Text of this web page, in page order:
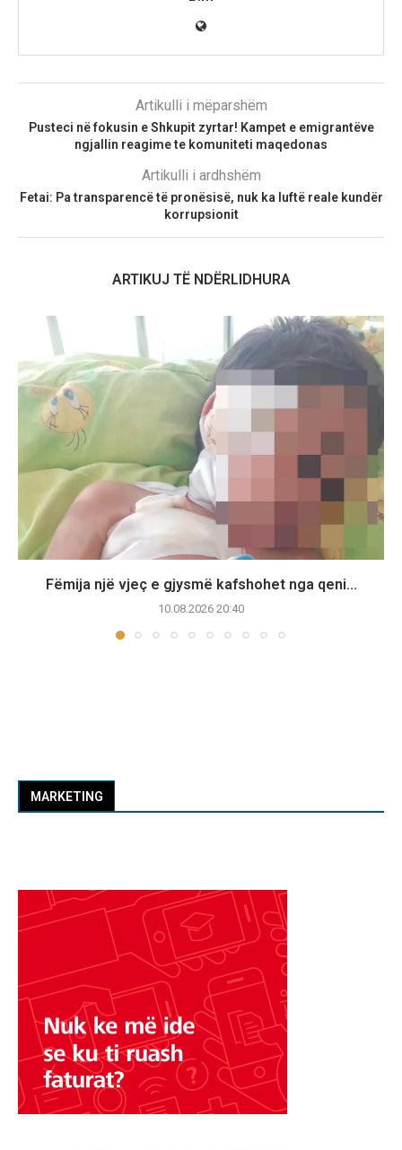
Artikulli i mëparshëm
Pusteci në fokusin e Shkupit zyrtar! Kampet e emigrantëve
ngjallin reagime te komuniteti maqedonas
Artikulli i ardhshëm
Fetai: Pa transparencë të pronësisë, nuk ka luftë reale kundër
korrupsionit
ARTIKUJ TË NDËRLIDHURA
Fëmija një vjeç e gjysmë kafshohet nga qeni...
10.08.2026 20:40
MARKETING